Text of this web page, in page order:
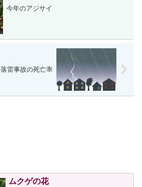
今年のアジサイ
落雷事故の死亡率
ムクゲの花